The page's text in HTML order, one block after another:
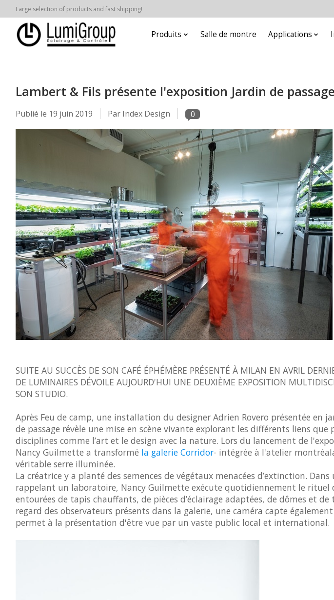
Large selection of products and fast shipping!
Produits Salle de montre Applications
Lambert & Fils présente l'exposition Jardin de passage
Publié le 19 juin 2019 Par Index Design 0
SUITE AU SUCCÈS DE SON CAFÉ ÉPHÉMÈRE PRÉSENTÉ À MILAN EN AVRIL
DE LUMINAIRES DÉVOILE AUJOURD'HUI UNE DEUXIÈME EXPOSITION
SON STUDIO.
Après Feu de camp, une installation du designer Adrien Rovero présentée en
de passage révèle une mise en scène vivante explorant les différents liens
disciplines comme l’art et le design avec la nature. Lors du lancement de
Nancy Guilmette a transformé la galerie Corridor- intégrée à l'atelier
véritable serre illuminée.
La créatrice y a planté des semences de végétaux menacées d’extinction.
rappelant un laboratoire, Nancy Guilmette exécute quotidiennement le rituel
entourées de tapis chauffants, de pièces d’éclairage adaptées, de dômes et
regard des observateurs présents dans la galerie, une caméra capte
permet à la présentation d'être vue par un vaste public local et international.